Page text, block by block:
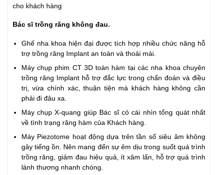
cho khách hàng
Bác sĩ trồng răng không đau.
Ghế nha khoa hiện đại được tích hợp nhiều chức năng hỗ
trợ trồng răng Implant an toàn và thoải mái.
Máy chụp phim CT 3D toàn hàm tại các nha khoa chuyên
trồng răng Implant hỗ trợ đắc lực trong chẩn đoán và điều
trị, vừa chính xác, thuận tiện mà khách hàng không cần
phải đi đâu xa.
Máy chụp X-quang giúp Bác sĩ có cái nhìn tổng quát nhất
về tình trạng răng hàm của Khách hàng.
Máy Piezotome hoạt động dựa trên tần số siêu âm không
gây tiếng ồn. Nên mang đến sự êm dịu trong suốt quá trình
trồng răng, giảm đau hiệu quả, ít xâm lấn, hỗ trợ quá trình
lành thương nhanh chóng.